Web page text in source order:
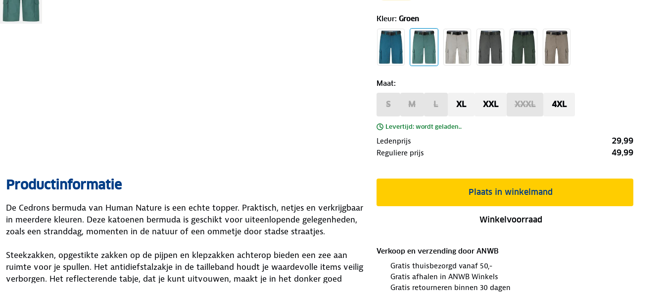
Kleur: Groen
Maat:
S M L XL XXL XXXL 4XL
Levertijd: wordt geladen..
Ledenprijs 29,99
Reguliere prijs 49,99
Plaats in winkelmand
Winkelvoorraad
Verkoop en verzending door ANWB
Gratis thuisbezorgd vanaf 50,-
Gratis afhalen in ANWB Winkels
Gratis retourneren binnen 30 dagen
Productinformatie
De Cedrons bermuda van Human Nature is een echte topper. Praktisch, netjes en verkrijgbaar
in meerdere kleuren. Deze katoenen bermuda is geschikt voor uiteenlopende gelegenheden,
zoals een stranddag, momenten in de natuur of een ommetje door stadse straatjes.
Steekzakken, opgestikte zakken op de pijpen en klepzakken achterop bieden een zee aan
ruimte voor je spullen. Het antidiefstalzakje in de tailleband houdt je waardevolle items veilig
verborgen. Het reflecterende tabje, dat je kunt uitvouwen, maakt je in het donker goed